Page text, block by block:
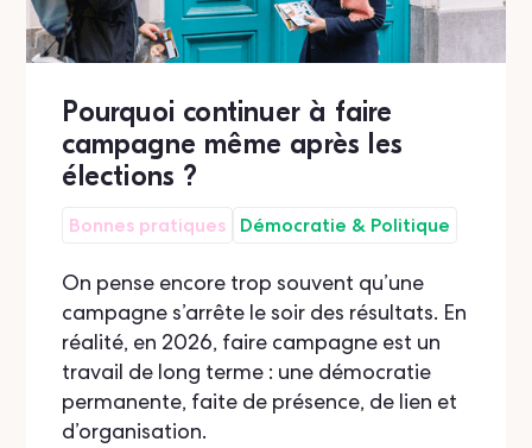
Pourquoi continuer à faire
campagne même après les
élections ?
Bonnes pratiques Démocratie & Politique
On pense encore trop souvent qu’une
campagne s’arrête le soir des résultats. En
réalité, en 2026, faire campagne est un
travail de long terme : une démocratie
permanente, faite de présence, de lien et
d’organisation.